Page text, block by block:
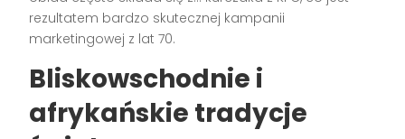
rezultatem bardzo skutecznej kampanii
marketingowej z lat 70.
Bliskowschodnie i
afrykańskie tradycje